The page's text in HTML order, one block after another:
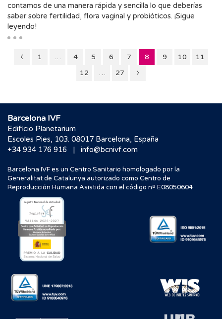
contamos de una manera rápida y sencilla lo que deberías
saber sobre fertilidad, flora vaginal y probióticos. ¡Sigue
leyendo!
PáginaPágina
1 … Página
4 Página
5 Página
6 Página
7 8 Página
9 Página
10 Página
11
Página
12 … Página
27
Barcelona IVF
Edificio Planetarium
Escoles Pies, 103. 08017 Barcelona, España
+34 934 176 916
| info@bcnivf.com
Barcelona IVF es un Centro Sanitario homologado por la
Generalitat de Catalunya autorizado como Centro de
Reproducción Humana Asistida con el código nº E08050604